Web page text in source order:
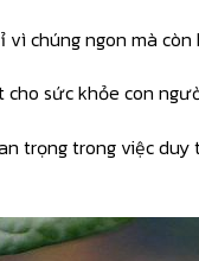
chúng ngon mà
sức khỏe con
trọng trong việc